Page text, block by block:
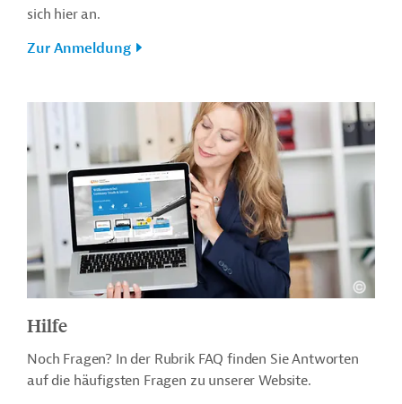
sich hier an.
Zur Anmeldung
Hilfe
Noch Fragen? In der Rubrik FAQ finden Sie Antworten
auf die häufigsten Fragen zu unserer Website.